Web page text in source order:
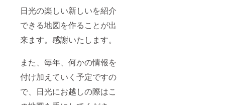
日光の楽しい新しいを紹介
できる地図を作ることが出
来ます。感謝いたします。
また、毎年、何かの情報を
付け加えていく予定ですの
で、日光にお越しの際はこ